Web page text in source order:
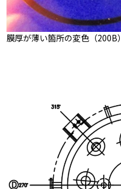
膜厚が薄い箇所の変色（200B）